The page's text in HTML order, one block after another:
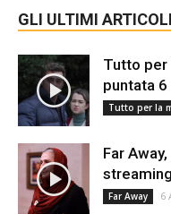
GLI ULTIMI ARTICOLI
Tutto per
puntata
Tutto per la
Far
Far Away 6